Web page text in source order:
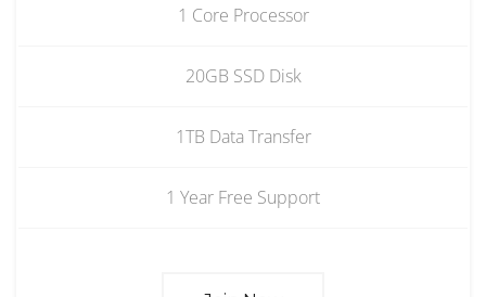
1 Core Processor
20GB SSD Disk
1TB Data Transfer
1 Year Free Support